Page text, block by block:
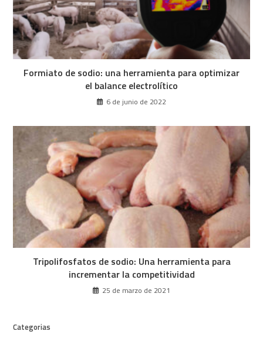
Formiato de sodio: una herramienta para optimizar
el balance electrolítico
6 de junio de 2022
Tripolifosfatos de sodio: Una herramienta para
incrementar la competitividad
25 de marzo de 2021
Categorias